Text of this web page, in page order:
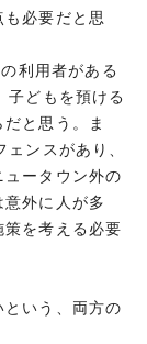
必要だと思
利用者がある
子どもを預ける
と思う。ま
ンスがあり、
ータウン外の
外に人が多
を考える必要
いう、両方の